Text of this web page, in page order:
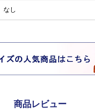
なし
商品レビュー